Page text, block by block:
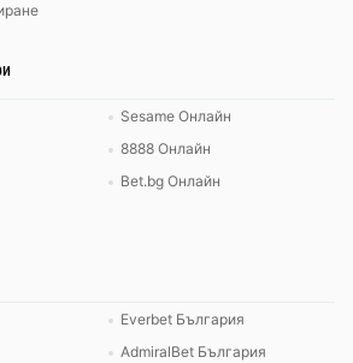
Sesame Онлайн
8888 Онлайн
Bet.bg Онлайн
Everbet България
AdmiralBet България